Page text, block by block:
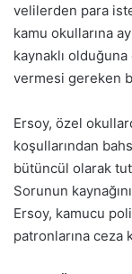
velilerden para
kamu okullarına
kaynaklı olduğuna
vermesi gereken
Ersoy, özel
koşullarından
bütüncül olarak
Sorunun
Ersoy, kamucu
patronlarına